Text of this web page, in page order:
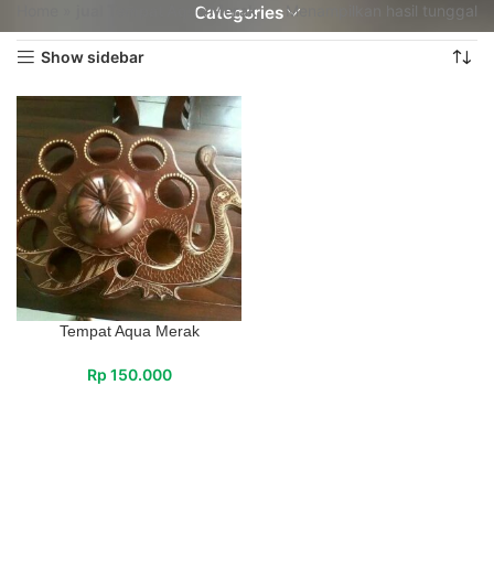
Categories
jual Tempat Aqua Merak Menampilkan hasil tunggal
Show sidebar
Tempat Aqua Merak
Rp 150.000